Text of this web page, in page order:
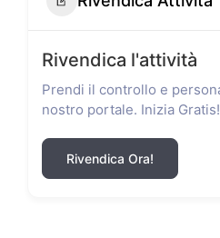
Rivendica l'attività
Prendi il controllo e
nostro portale. Inizia Gratis!
Rivendica Ora!